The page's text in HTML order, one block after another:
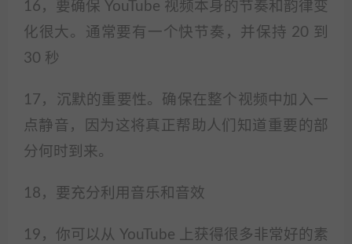
16，要确保 YouTube 视频本身的节奏和韵律变
化很大。通常要有一个快节奏，并保持 20 到
30 秒
17，沉默的重要性。确保在整个视频中加入一
点静音，因为这将真正帮助人们知道重要的部
分何时到来。
18，要充分利用音乐和音效
19，你可以从 YouTube 上获得很多非常好的素